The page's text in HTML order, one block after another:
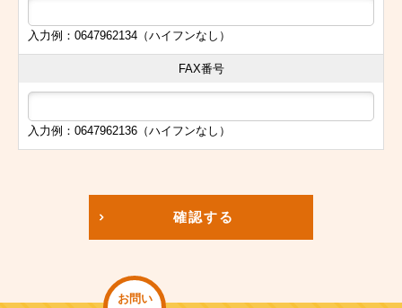
入力例：0647962134（ハイフンなし）
FAX番号
入力例：0647962136（ハイフンなし）
確認する
お問い